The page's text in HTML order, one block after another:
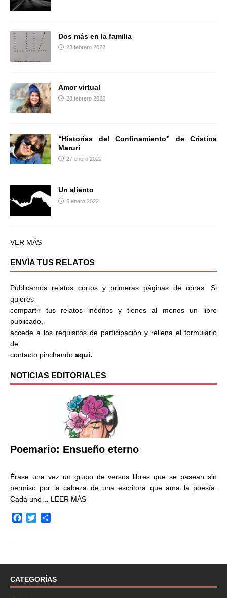
Dos más en la familia
28 febrero 2022
Amor virtual
28 febrero 2022
“Historias del Confinamiento” de Cristina
Maruri
27 enero 2022
Un aliento
5 enero 2022
VER MÁS
ENVÍA TUS RELATOS
Publicamos relatos cortos y primeras páginas de obras. Si
quieres
compartir tus relatos inéditos y tienes al menos un libro
publicado,
accede a los requisitos de participación y rellena el formulario
de
contacto pinchando aquí.
NOTICIAS EDITORIALES
Poemario: Ensueño eterno
Érase una vez un grupo de versos libres que se pasean sin
permiso por la cabeza de una escritora que ama la poesía.
Cada uno… LEER MÁS
o
k
r
t
i
CATEGORÍAS